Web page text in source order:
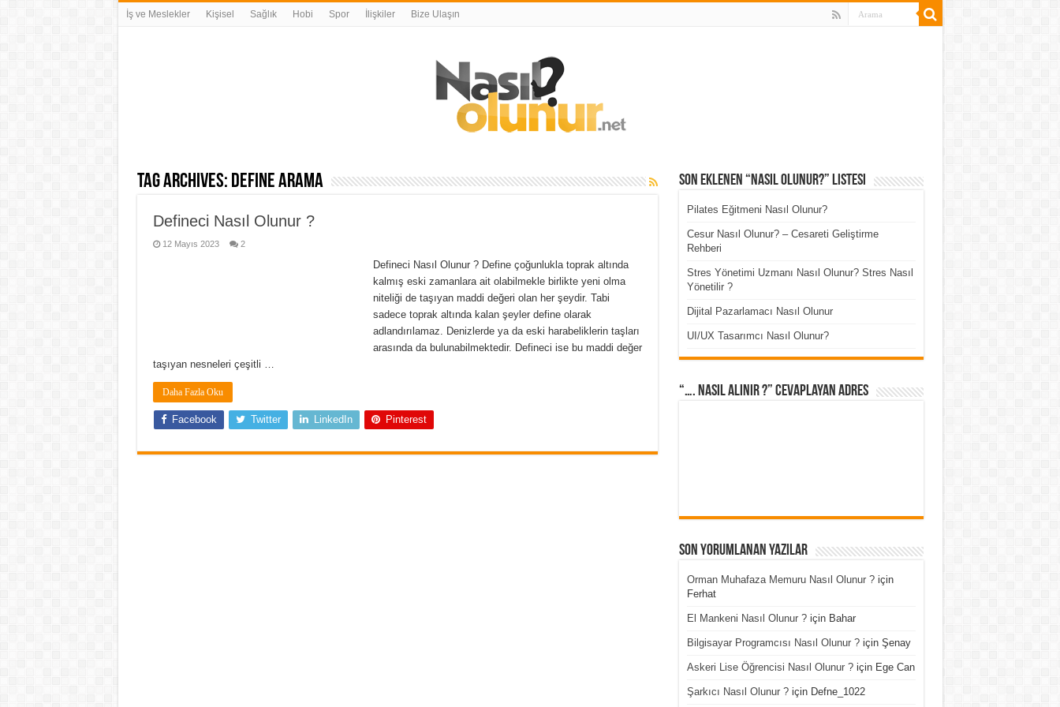
İş ve Meslekler Kişisel Sağlık Hobi Spor İlişkiler Bize Ulaşın
Tag Archives: define arama
Defineci Nasıl Olunur ?
12 Mayıs 2023 2
Defineci Nasıl Olunur ? Define çoğunlukla toprak altında
kalmış eski zamanlara ait olabilmekle birlikte yeni olma
niteliği de taşıyan maddi değeri olan her şeydir. Tabi
sadece toprak altında kalan şeyler define olarak
adlandırılamaz. Denizlerde ya da eski harabeliklerin taşları
arasında da bulunabilmektedir. Defineci ise bu maddi değer
taşıyan nesneleri çeşitli …
Daha Fazla Oku
Facebook Twitter LinkedIn Pinterest
Son Eklenen “Nasıl Olunur?” Listesi
Pilates Eğitmeni Nasıl Olunur?
Cesur Nasıl Olunur? – Cesareti Geliştirme
Rehberi
Stres Yönetimi Uzmanı Nasıl Olunur? Stres Nasıl
Yönetilir ?
Dijital Pazarlamacı Nasıl Olunur
UI/UX Tasarımcı Nasıl Olunur?
“…. Nasıl Alınır ?” cevaplayan adres
Son Yorumlanan Yazılar
Orman Muhafaza Memuru Nasıl Olunur ?için
Ferhat
El Mankeni Nasıl Olunur ?için Bahar
Bilgisayar Programcısı Nasıl Olunur ?için Şenay
Askeri Lise Öğrencisi Nasıl Olunur ?için Ege Can
Şarkıcı Nasıl Olunur ?için Defne_1022